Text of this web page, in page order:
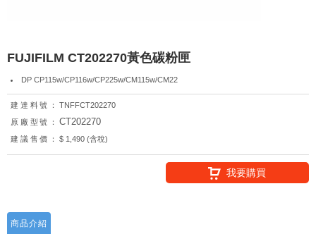
FUJIFILM CT202270黃色碳粉匣
DP CP115w/CP116w/CP225w/CM115w/CM22
建達料號：
TNFFCT202270
原廠型號：
CT202270
建議售價： $ 1,490 (含稅)
我要購買
商品介紹